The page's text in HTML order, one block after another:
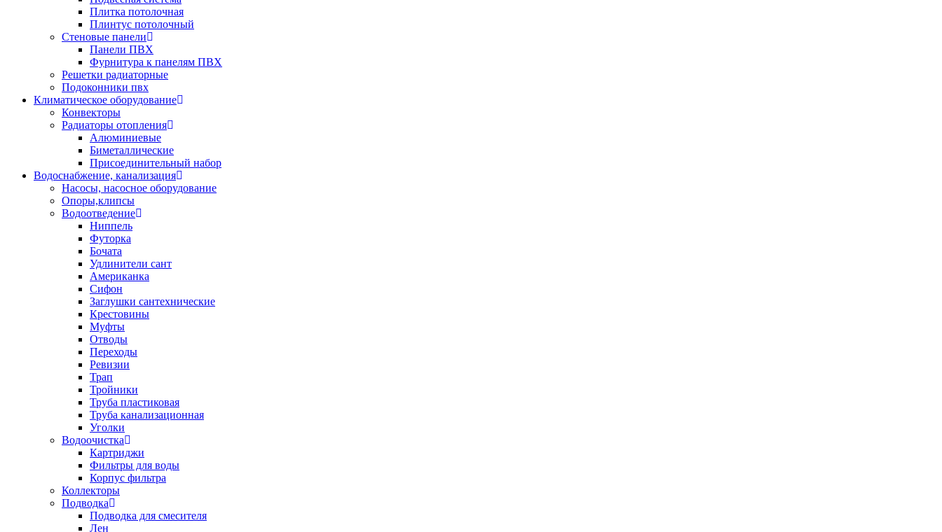
Плитка потолочная
Плинтус потолочный
Стеновые панели
Панели ПВХ
Фурнитура к панелям ПВХ
Решетки радиаторные
Подоконники пвх
Климатическое оборудование
Конвекторы
Радиаторы отопления
Алюминиевые
Биметаллические
Присоединительный набор
Водоснабжение, канализация
Насосы, насосное оборудование
Опоры,клипсы
Водоотведение
Ниппель
Футорка
Бочата
Удлинители сант
Американка
Сифон
Заглушки сантехнические
Крестовины
Муфты
Отводы
Переходы
Ревизии
Трап
Тройники
Труба пластиковая
Труба канализационная
Уголки
Водоочистка
Картриджи
Фильтры для воды
Корпус фильтра
Коллекторы
Подводка
Подводка для смесителя
Лен